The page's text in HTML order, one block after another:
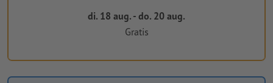
di. 18 aug. - do. 20 aug.
Gratis